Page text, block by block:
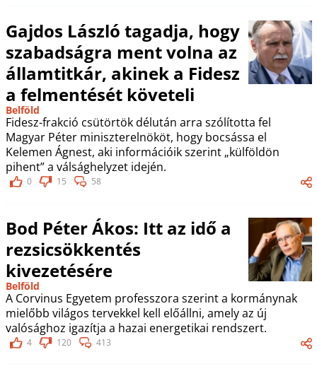
Gajdos László tagadja, hogy
szabadságra ment volna az
államtitkár, akinek a Fidesz
a felmentését követeli
Belföld
Fidesz-frakció csütörtök délután arra szólította fel
Magyar Péter miniszterelnököt, hogy bocsássa el
Kelemen Ágnest, aki információik szerint „külföldön
pihent” a válsághelyzet idején.
0 15 58
Bod Péter Ákos: Itt az idő a
rezsicsökkentés
kivezetésére
Belföld
A Corvinus Egyetem professzora szerint a kormánynak
mielőbb világos tervekkel kell előállni, amely az új
valósághoz igazítja a hazai energetikai rendszert.
4 120 413